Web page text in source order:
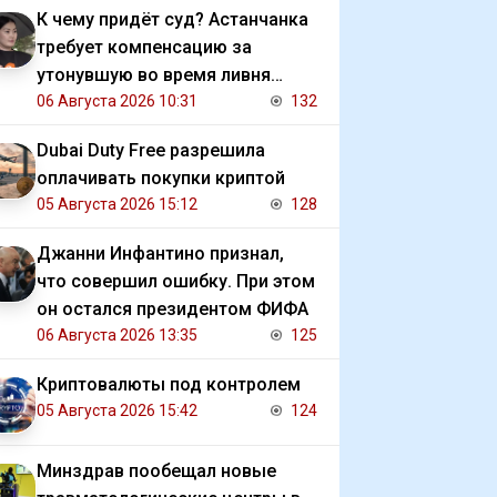
К чему придёт суд? Астанчанка
требует компенсацию за
утонувшую во время ливня
иномарку
06 Августа 2026 10:31 132
Dubai Duty Free разрешила
оплачивать покупки криптой
05 Августа 2026 15:12 128
Джанни Инфантино признал,
что совершил ошибку. При этом
он остался президентом ФИФА
06 Августа 2026 13:35 125
Криптовалюты под контролем
05 Августа 2026 15:42 124
Минздрав пообещал новые